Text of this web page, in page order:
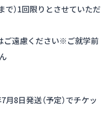
で）1回限りとさせていただ
ご遠慮ください※ご就学前
8日発送（予定）でチケッ